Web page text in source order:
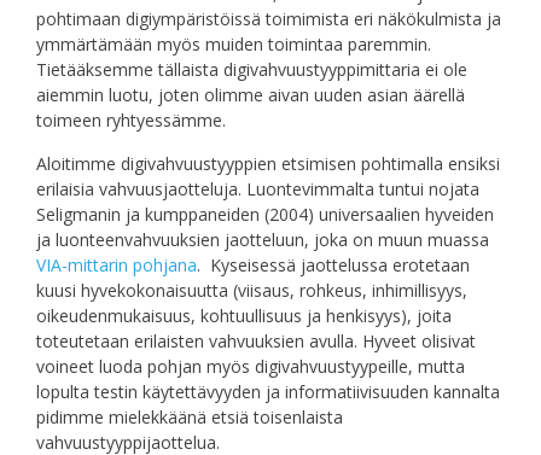
pohtimaan digiympäristöissä toimimista eri näkökulmista ja
ymmärtämään myös muiden toimintaa paremmin.
Tietääksemme tällaista digivahvuustyyppimittaria ei ole
aiemmin luotu, joten olimme aivan uuden asian äärellä
toimeen ryhtyessämme.
Aloitimme digivahvuustyyppien etsimisen pohtimalla ensiksi
erilaisia vahvuusjaotteluja. Luontevimmalta tuntui nojata
Seligmanin ja kumppaneiden (2004) universaalien hyveiden
ja luonteenvahvuuksien jaotteluun, joka on muun muassa
VIA-mittarin pohjana. Kyseisessä jaottelussa erotetaan
kuusi hyvekokonaisuutta (viisaus, rohkeus, inhimillisyys,
oikeudenmukaisuus, kohtuullisuus ja henkisyys), joita
toteutetaan erilaisten vahvuuksien avulla. Hyveet olisivat
voineet luoda pohjan myös digivahvuustyypeille, mutta
lopulta testin käytettävyyden ja informatiivisuuden kannalta
pidimme mielekkäänä etsiä toisenlaista
vahvuustyyppijaottelua.